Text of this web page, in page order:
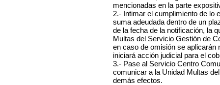
mencionadas en la parte
2.- Intimar el cumplimiento de lo
suma adeudada dentro de un
de la fecha de la notificación, la
Multas del Servicio Gestión de
en caso de omisión se
iniciará acción judicial para el
3.- Pase al Servicio Centro
comunicar a la Unidad Multas
demás efectos.